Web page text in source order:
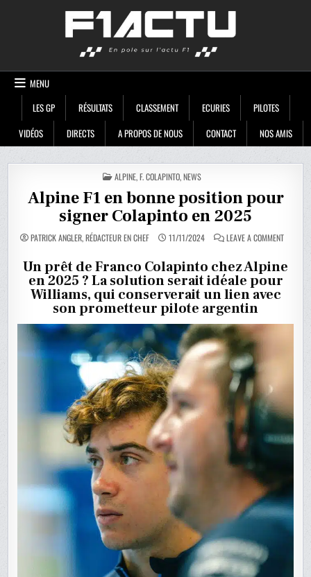
MENU
LES GP
RÉSULTATS CLASSEMENT ECURIES
PILOTES
VIDÉOS
DIRECTS A PROPOS DE NOUS CONTACT NOS AMIS
POSTED
IN
ALPINE,F. COLAPINTO,NEWS
Alpine F1 en bonne position pour
signer Colapinto en 2025
PATRICK ANGLER, RÉDACTEUR EN CHEF 11/11/2024 LEAVE A COMMENTON
EN
BONNE
Un prêt de Franco Colapinto chez Alpine
en 2025 ? La solution serait idéale pour
Williams, qui conserverait un lien avec
son prometteur pilote argentin